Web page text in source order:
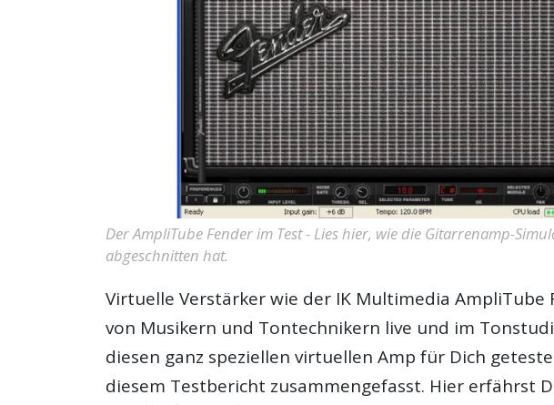
Der AmpliTube Fender im Test - Lies hier, wie die Gitarrenamp-
abgeschnitten hat.
Virtuelle Verstärker wie der IK Multimedia AmpliTube
von Musikern und Tontechnikern live und im
diesen ganz speziellen virtuellen Amp für Dich
diesem Testbericht zusammengefasst. Hier erfährst